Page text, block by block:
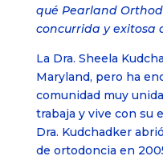
qué Pearland
concurrida y exitosa
La Dra. Sheela
Maryland, pero ha
comunidad muy
trabaja y vive con su
Dra. Kudchadker
de ortodoncia en